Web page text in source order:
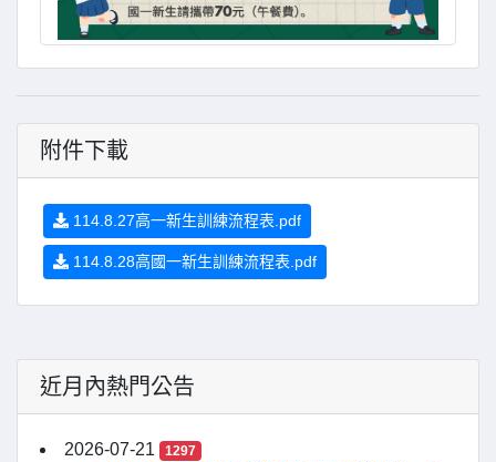
附件下載
114.8.27高一新生訓練流程表.pdf
114.8.28高國一新生訓練流程表.pdf
近月內熱門公告
2026-07-21 1297